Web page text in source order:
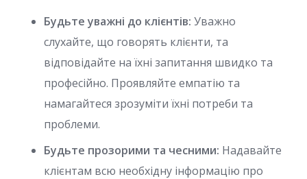
Будьте уважні до клієнтів: Уважно
слухайте, що говорять клієнти, та
відповідайте на їхні запитання швидко та
професійно. Проявляйте емпатію та
намагайтеся зрозуміти їхні потреби та
проблеми.
Будьте прозорими та чесними: Надавайте
клієнтам всю необхідну інформацію про